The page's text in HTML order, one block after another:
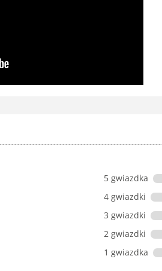
5 gwiazdka
4 gwiazdki
3 gwiazdki
2 gwiazdki
1 gwiazdka